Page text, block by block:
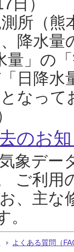
所（熊
降水
量」の
日降
なっ
のお
象デー
ご利用
、主な
。
よくある質問（